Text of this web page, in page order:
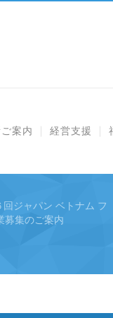
案内 経営支援
ジャパン ベトナム フ
募集のご案内